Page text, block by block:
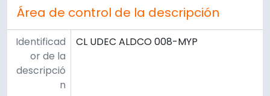
Área de control de la descripción
Identificad
or de la
descripció
n
CL UDEC ALDCO 008-MYP